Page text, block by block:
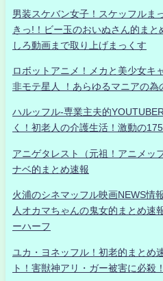
男装スケバン女子！スケッフルま
きっ!！ビー玉のおいぬさん的ま
しろ動画まで取り上げまっくす
ロボットアニメ！メカと美少女キ
非モテ星人 ！あらゆるマニアの為
ハルッフル-専業主夫的
く！初老人の介護生活！激動の
アニゲタレスト（元祖！アニメ
ナベ的まとめ速報
火浦のシネマッフル映画NEWS情
人オカマちゃんの鬼女的まとめ速
ーハーフ
ユカ・ヨネッフル！初老的まとめ
ト！害獣神アリ・ガー被害に必殺